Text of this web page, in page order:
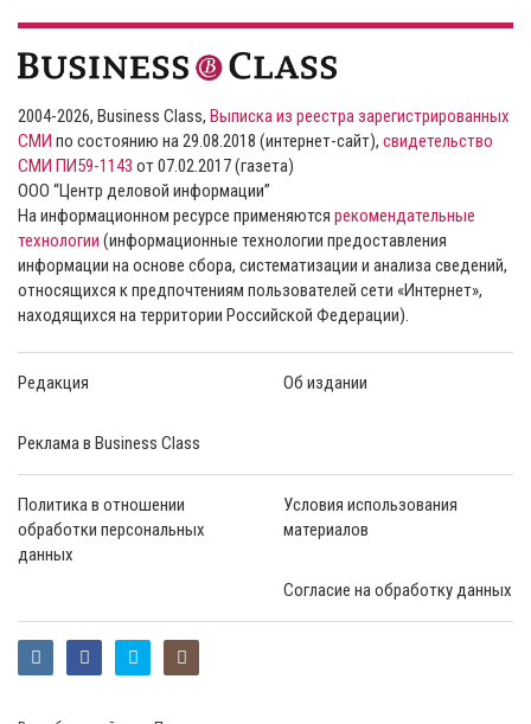
2004-2026, Business Class, Выписка из реестра зарегистрированных
СМИ по состоянию на 29.08.2018 (интернет-сайт), свидетельство
СМИ ПИ59-1143 от 07.02.2017 (газета)
ООО “Центр деловой информации”
На информационном ресурсе применяются рекомендательные
технологии (информационные технологии предоставления
информации на основе сбора, систематизации и анализа сведений,
относящихся к предпочтениям пользователей сети «Интернет»,
находящихся на территории Российской Федерации).
Редакция Об издании
Реклама в Business Class
Политика в отношении
обработки персональных
данных
Условия использования
материалов
Согласие на обработку данных